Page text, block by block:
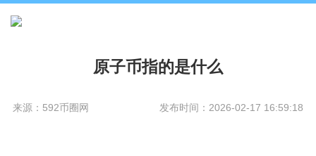
原子币指的是什么
来源：592币圈网 发布时间：2026-02-17 16:59:18